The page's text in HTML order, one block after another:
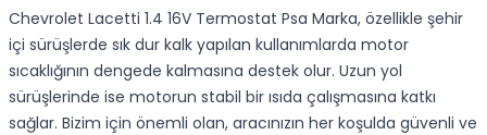
Chevrolet Lacetti 1.4 16V Termostat Psa Marka, özellikle şehir
içi sürüşlerde sık dur kalk yapılan kullanımlarda motor
sıcaklığının dengede kalmasına destek olur. Uzun yol
sürüşlerinde ise motorun stabil bir ısıda çalışmasına katkı
sağlar. Bizim için önemli olan, aracınızın her koşulda güvenli ve